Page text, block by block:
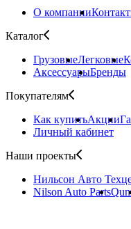
О компании
Каталог
ГрузовыеЛегковые
АксессуарыБренды
Покупателям
Как купитьАкции
Личный кабинет
Наши проекты
Нильсон Авто
Nilson Auto Parts